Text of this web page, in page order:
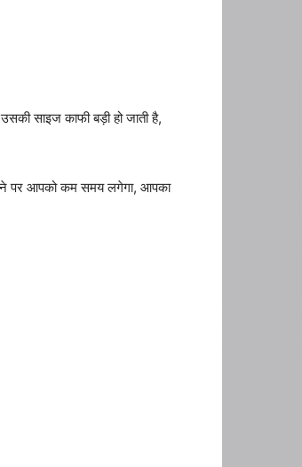
साइज काफी बड़ी हो जाती है,
पर आपको कम समय लगेगा, आपका